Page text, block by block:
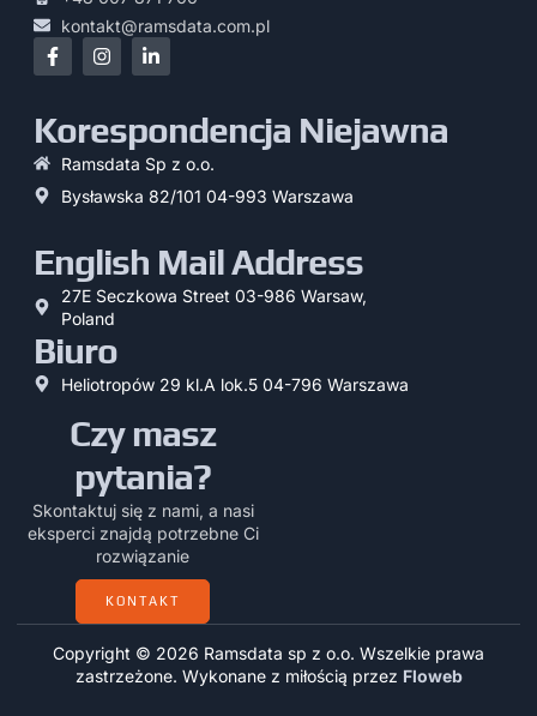
kontakt@ramsdata.com.pl
Korespondencja Niejawna
Ramsdata Sp z o.o.
Bysławska 82/101 04-993 Warszawa
English Mail Address
27E Seczkowa Street 03-986 Warsaw,
Poland
Biuro
Heliotropów 29 kl.A lok.5 04-796 Warszawa
Czy masz
pytania?
Skontaktuj się z nami, a nasi
eksperci znajdą potrzebne Ci
rozwiązanie
KONTAKT
Copyright © 2026 Ramsdata sp z o.o. Wszelkie prawa
zastrzeżone. Wykonane z miłością przez Floweb